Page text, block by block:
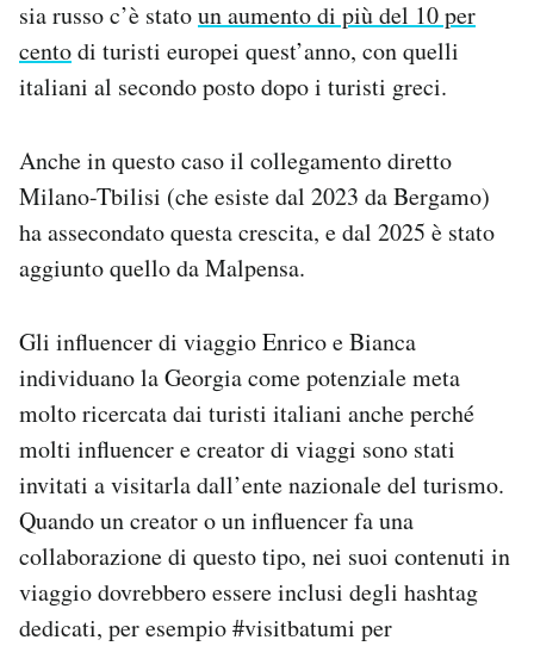
sia russo c’è statoun aumento di più del 10 per
centodi turisti europei quest’anno, con quelli
italiani al secondo posto dopo i turisti greci.
Anche in questo caso il collegamento diretto
Milano-Tbilisi (che esiste dal 2023 da Bergamo)
ha assecondato questa crescita, e dal 2025 è stato
aggiunto quello da Malpensa.
Gli influencer di viaggio Enrico e Bianca
individuano la Georgia come potenziale meta
molto ricercata dai turisti italiani anche perché
molti influencer e creator di viaggi sono stati
invitati a visitarla dall’ente nazionale del turismo.
Quando un creator o un influencer fa una
collaborazione di questo tipo, nei suoi contenuti in
viaggio dovrebbero essere inclusi degli hashtag
dedicati, per esempio #visitbatumi per